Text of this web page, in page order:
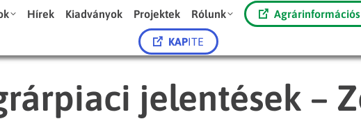
Hírek Kiadványok Projektek Rólunk
KAPITE
jelentések –